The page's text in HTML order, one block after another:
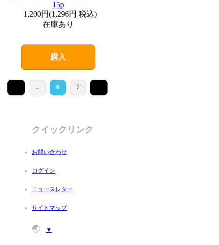
15p
1,200円(1,296円 税込)
在庫あり
購入
... 6 7
クイックリンク
お問い合わせ
ログイン
ニュースレター
サイトマップ
🌏: ▼